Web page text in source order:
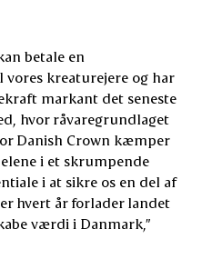
betale en
kreaturejere og har
markant det seneste
hvor råvaregrundlaget
Danish Crown kæmper
i et skrumpende
i at sikre os en del af
hvert år forlader landet
værdi i Danmark,”